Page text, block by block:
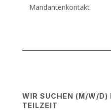
Mandantenkontakt
WIR SUCHEN (M/W/D)
TEILZEIT